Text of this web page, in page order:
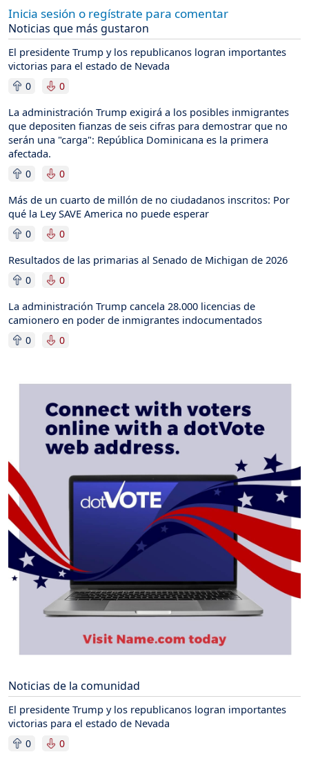
Inicia sesión o regístrate para comentar
Noticias que más gustaron
El presidente Trump y los republicanos logran importantes
victorias para el estado de Nevada
0 0
La administración Trump exigirá a los posibles inmigrantes
que depositen fianzas de seis cifras para demostrar que no
serán una "carga": República Dominicana es la primera
afectada.
0 0
Más de un cuarto de millón de no ciudadanos inscritos: Por
qué la Ley SAVE America no puede esperar
0 0
Resultados de las primarias al Senado de Michigan de 2026
0 0
La administración Trump cancela 28.000 licencias de
camionero en poder de inmigrantes indocumentados
0 0
Noticias de la comunidad
El presidente Trump y los republicanos logran importantes
victorias para el estado de Nevada
0 0